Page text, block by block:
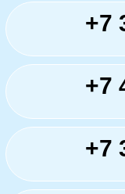
+7
+7
+7